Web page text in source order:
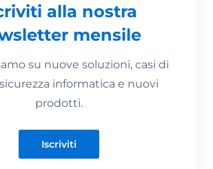
alla nostra
mensile
su nuove soluzioni, casi di
informatica e nuovi
prodotti.
Iscriviti